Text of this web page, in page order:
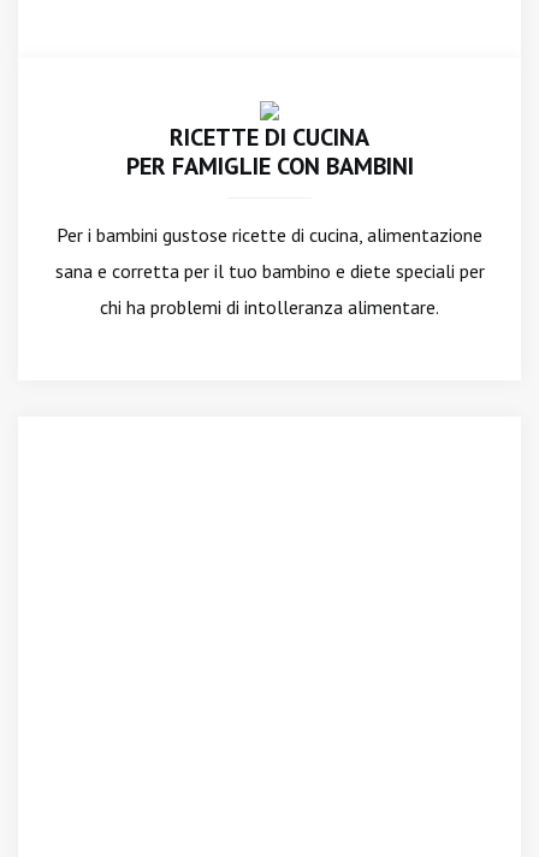
RICETTE DI CUCINA
PER FAMIGLIE CON BAMBINI
Per i bambini gustose ricette di cucina, alimentazione
sana e corretta per il tuo bambino e diete speciali per
chi ha problemi di intolleranza alimentare.